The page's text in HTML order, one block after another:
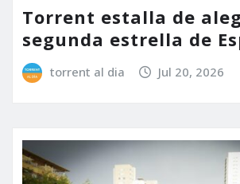
Torrent estalla de
segunda estrella de
torrent al dia Jul 20, 2026